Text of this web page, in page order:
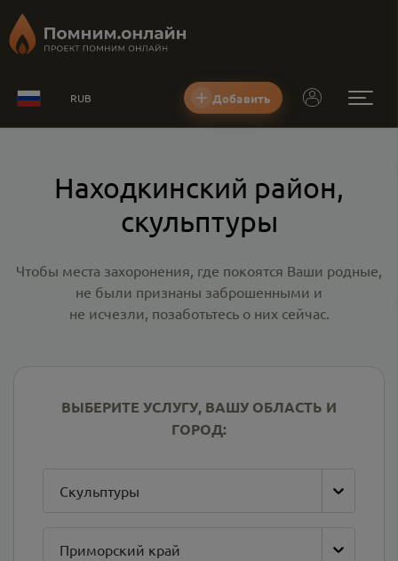
RUB Добавить
Находкинский район,
скульптуры
Чтобы места захоронения, где покоятся Ваши родные,
не были признаны заброшенными и
не исчезли, позаботьтесь о них сейчас.
ВЫБЕРИТЕ УСЛУГУ, ВАШУ ОБЛАСТЬ И
ГОРОД:
Скульптуры
Приморский край